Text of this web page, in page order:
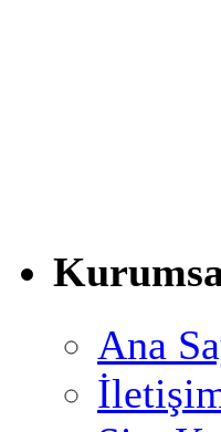
Ana